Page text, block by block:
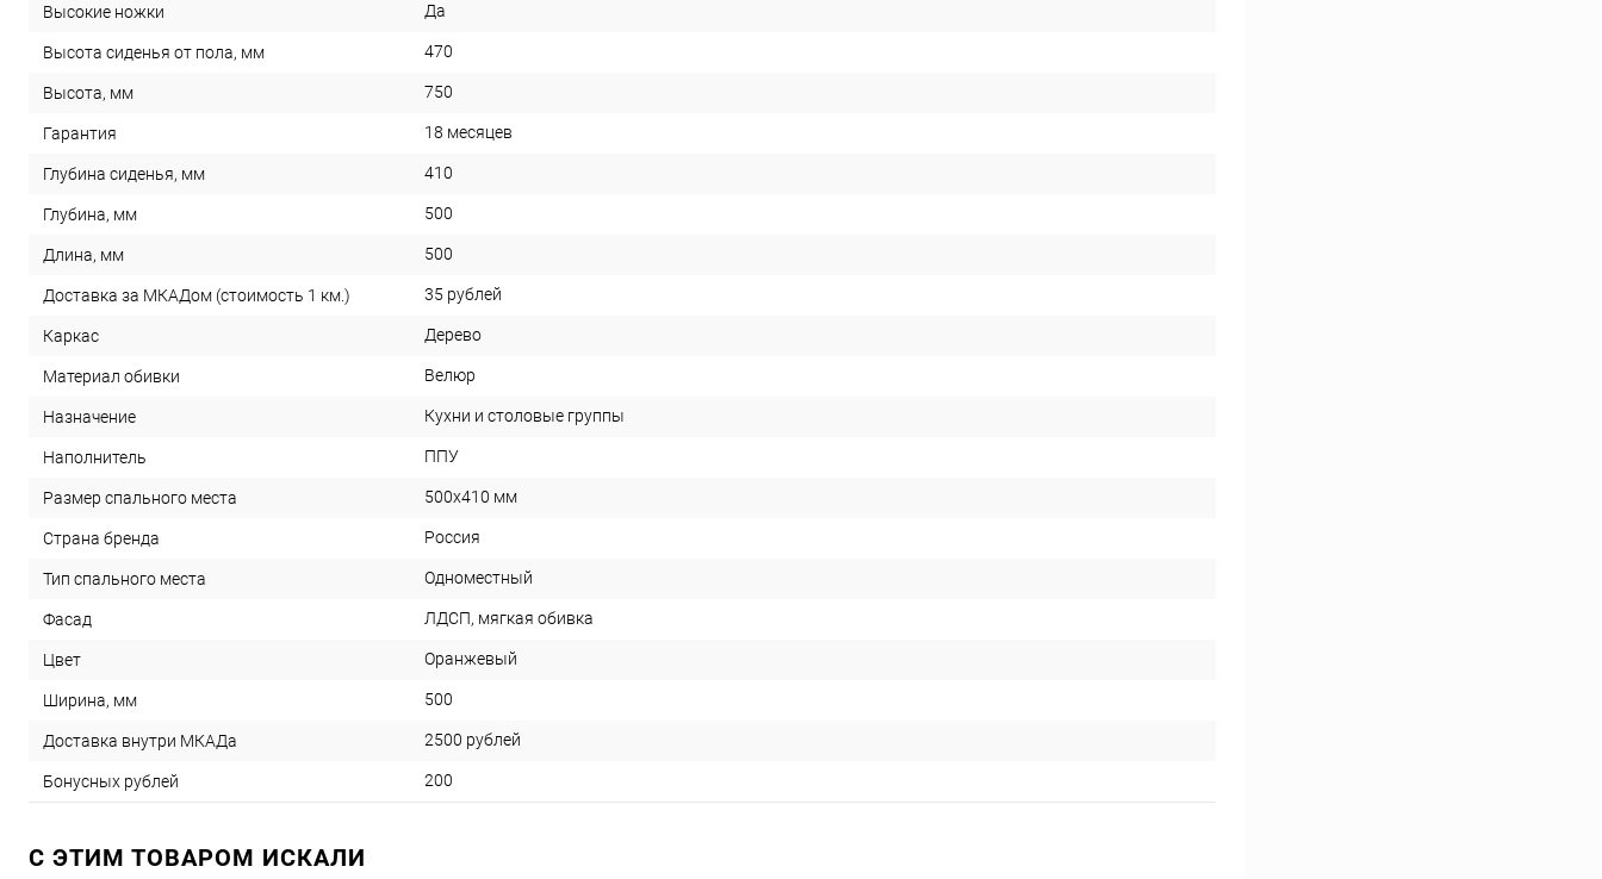
Высокие ножки Да
Высота сиденья от пола, мм 470
Высота, мм 750
Гарантия 18 месяцев
Глубина сиденья, мм 410
Глубина, мм 500
Длина, мм 500
Доставка за МКАДом (стоимость 1 км.) 35 рублей
Каркас Дерево
Материал обивки Велюр
Назначение Кухни и столовые группы
Наполнитель ППУ
Размер спального места 500х410 мм
Страна бренда Россия
Тип спального места Одноместный
Фасад ЛДСП, мягкая обивка
Цвет Оранжевый
Ширина, мм 500
Доставка внутри МКАДа 2500 рублей
Бонусных рублей 200
C ЭТИМ ТОВАРОМ ИСКАЛИ